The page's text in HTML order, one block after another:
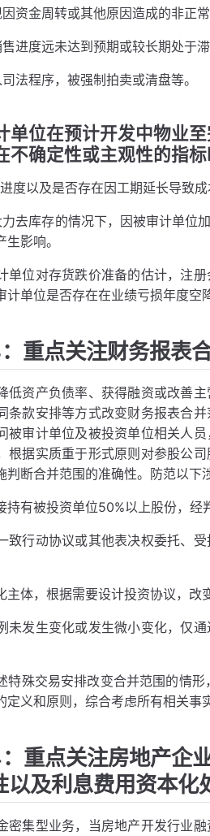
资金周转或其他原因造成的非正常
进度远未达到预期或较长期处于滞
法程序，被强制拍卖或清盘等。
单位在预计开发中物业
不确定性或主观性的指
度以及是否存在因工期延长导致成
去库存的情况下，因被审计单位
影响。
单位对存货跌价准备的估计，注
计单位是否存在在业绩亏损年度空
重点关注财务报表
低资产负债率、获得融资或改善
条款安排等方式改变财务报表合
被审计单位及被投资单位相关人
根据实质重于形式原则对参股公
判断合并范围的准确性。防范以下
持有被投资单位50%以上股份，经
致行动协议或其他表决权委托、
主体，根据需要设计投资协议，改
未发生变化或发生微小变化，仅
特殊交易安排改变合并范围的情
定义和原则，综合考虑所有相关事
重点关注房地产企
及利息费用资本化
密集型业务，当房地产开发行业